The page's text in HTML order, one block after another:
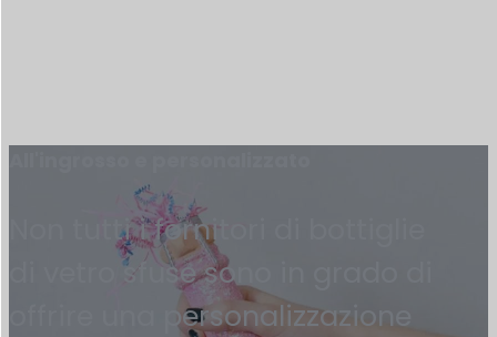
Non tutti i fornitori di bottiglie
di vetro sfuse sono in grado di
offrire una personalizzazione